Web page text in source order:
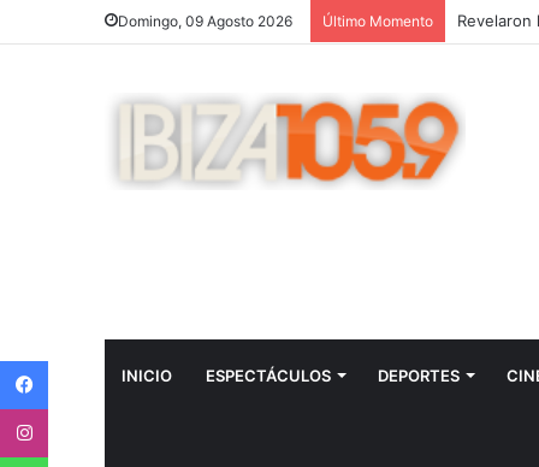
Domingo, 09 Agosto 2026 Último Momento
INICIO ESPECTÁCULOS DEPORTES